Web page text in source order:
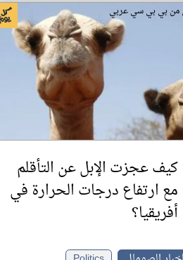
من بي بي سي عربي
كيف عجزت الإبل عن التأقلم
مع ارتفاع درجات الحرارة في
أفريقيا؟